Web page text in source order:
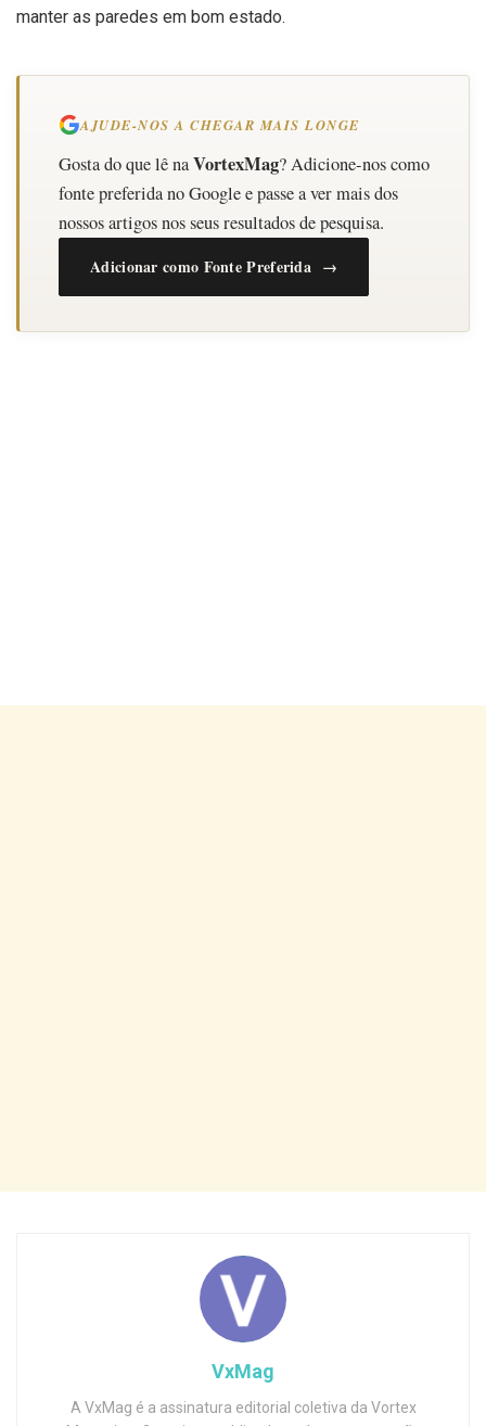
manter as paredes em bom estado.
AJUDE-NOS A CHEGAR MAIS LONGE
Gosta do que lê naVortexMag? Adicione-nos como
fonte preferida no Google e passe a ver mais dos
nossos artigos nos seus resultados de pesquisa.
Adicionar como Fonte Preferida →
VxMag
A VxMag é a assinatura editorial coletiva da Vortex